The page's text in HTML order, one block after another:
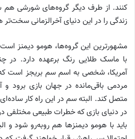
کنند. از طرف دیگر گروه‌های شورشی هم
زندگی را در این دنیای آخرالزمانی سخت‌تر
مشهورترین این گروه‌ها، هومو دیمنز
با ماسک طلایی رنگ برعهده دارد. در
آمریکا، شخصی به اسم سم بریجز است که
مردمی باقی‌مانده در جهان بازی برود و
متصل کند. البته سم در این راه کار
در دنیای بازی که خطرات طبیعی مختلفی
باید با هومو دیمنز‌ها هم روبه‌رو شود و